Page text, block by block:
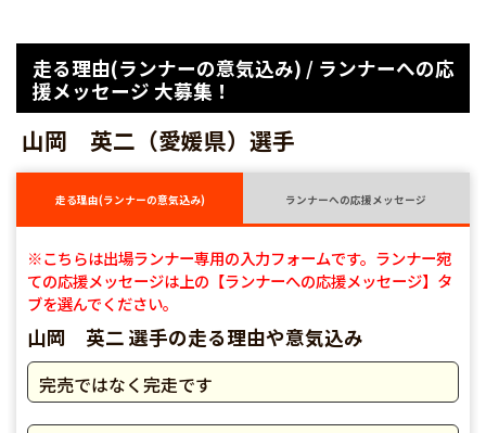
走る理由(ランナーの意気込み) / ランナーへの応
援メッセージ 大募集！
山岡 英二（愛媛県）選手
走る理由(ランナーの意気込み) ランナーへの応援メッセージ
※こちらは出場ランナー専用の入力フォームです。ランナー宛
ての応援メッセージは上の【ランナーへの応援メッセージ】タ
ブを選んでください。
山岡 英二 選手の走る理由や意気込み
完売ではなく完走です